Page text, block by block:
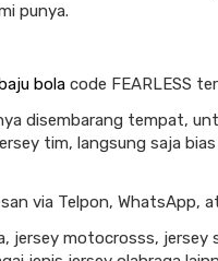
punya.
bola code FEARLESS
disembarang tempat,
tim, langsung saja
via Telpon, WhatsApp,
jersey motocrosss, jersey